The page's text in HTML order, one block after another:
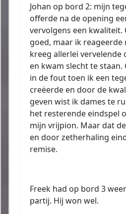
Johan op bord 2: mijn
offerde na de opening
vervolgens een kwaliteit.
goed, maar ik reageerde
kreeg allerlei vervelende
en kwam slecht te
in de fout toen ik een
creëerde en door de
geven wist ik dames te
het resterende eindspel
mijn vrijpion. Maar dat
en door zetherhaling
remise.
Freek had op bord 3
partij. Hij won wel.